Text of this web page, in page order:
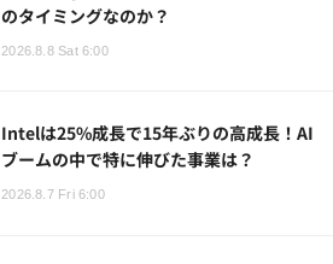
のタイミングなのか？
2026.8.8 Sat 6:00
Intelは25%成長で15年ぶりの高成長！AI
ブームの中で特に伸びた事業は？
2026.8.7 Fri 6:00